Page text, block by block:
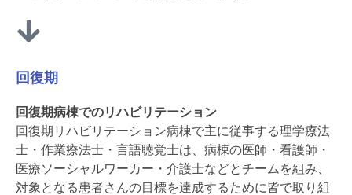
回復期
回復期病棟でのリハビリテーション
回復期リハビリテーション病棟で主に従事する理学療法
士・作業療法士・言語聴覚士は、病棟の医師・看護師・
医療ソーシャルワーカー・介護士などとチームを組み、
対象となる患者さんの目標を達成するために皆で取り組